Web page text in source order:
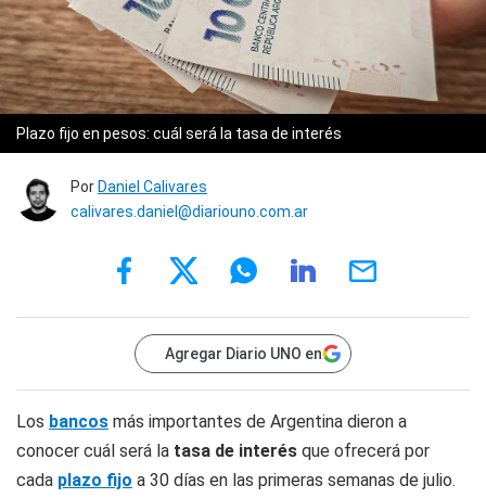
Plazo fijo en pesos: cuál será la tasa de interés
Por Daniel Calivares
calivares.daniel@diariouno.com.ar
Agregar Diario UNO en
Los bancos más importantes de Argentina dieron a
conocer cuál será la tasa de interés que ofrecerá por
cada plazo fijo a 30 días en las primeras semanas de julio.